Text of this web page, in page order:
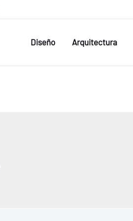
Diseño Arquitectura